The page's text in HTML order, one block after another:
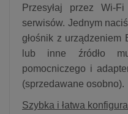
Przesyłaj przez Wi-
serwisów. Jednym
głośnik z urządzeniem
lub inne źródło
pomocniczego i
(sprzedawane osobno).
Szybka i łatwa